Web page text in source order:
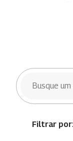
BUSCAR CURSOS